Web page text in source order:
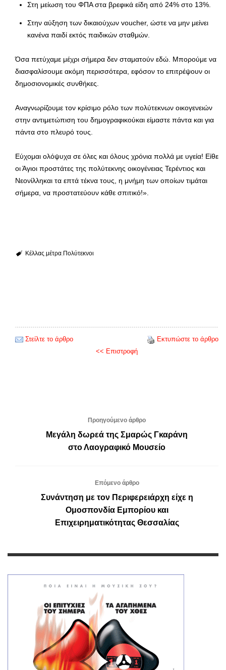
Στη μείωση του ΦΠΑ στα βρεφικά είδη από 24% στο 13%.
Στην αύξηση των δικαιούχων voucher, ώστε να μην μείνει
κανένα παιδί εκτός παιδικών σταθμών.
Όσα πετύχαμε μέχρι σήμερα δεν σταματούν εδώ. Μπορούμε να
διασφαλίσουμε ακόμη περισσότερα, εφόσον το επιτρέψουν οι
δημοσιονομικές συνθήκες.
Αναγνωρίζουμε τον κρίσιμο ρόλο των πολύτεκνων οικογενειών
στην αντιμετώπιση του δημογραφικούκαι είμαστε πάντα και για
πάντα στο πλευρό τους.
Εύχομαι ολόψυχα σε όλες και όλους χρόνια πολλά με υγεία! Είθε
οι Άγιοι προστάτες της πολύτεκνης οικογένειας Τερέντιος και
Νεονίλληκαι τα επτά τέκνα τους, η μνήμη των οποίων τιμάται
σήμερα, να προστατεύουν κάθε σπιτικό!».
Κέλλας μέτρα Πολύτεκνοι
Στείλτε το άρθρο
Εκτυπώστε το άρθρο
<< Επιστροφή
Προηγούμενο άρθρο
Μεγάλη δωρεά της Σμαρώς Γκαράνη
στο Λαογραφικό Μουσείο
Επόμενο άρθρο
Συνάντηση με τον Περιφερειάρχη είχε η
Ομοσπονδία Εμπορίου και
Επιχειρηματικότητας Θεσσαλίας